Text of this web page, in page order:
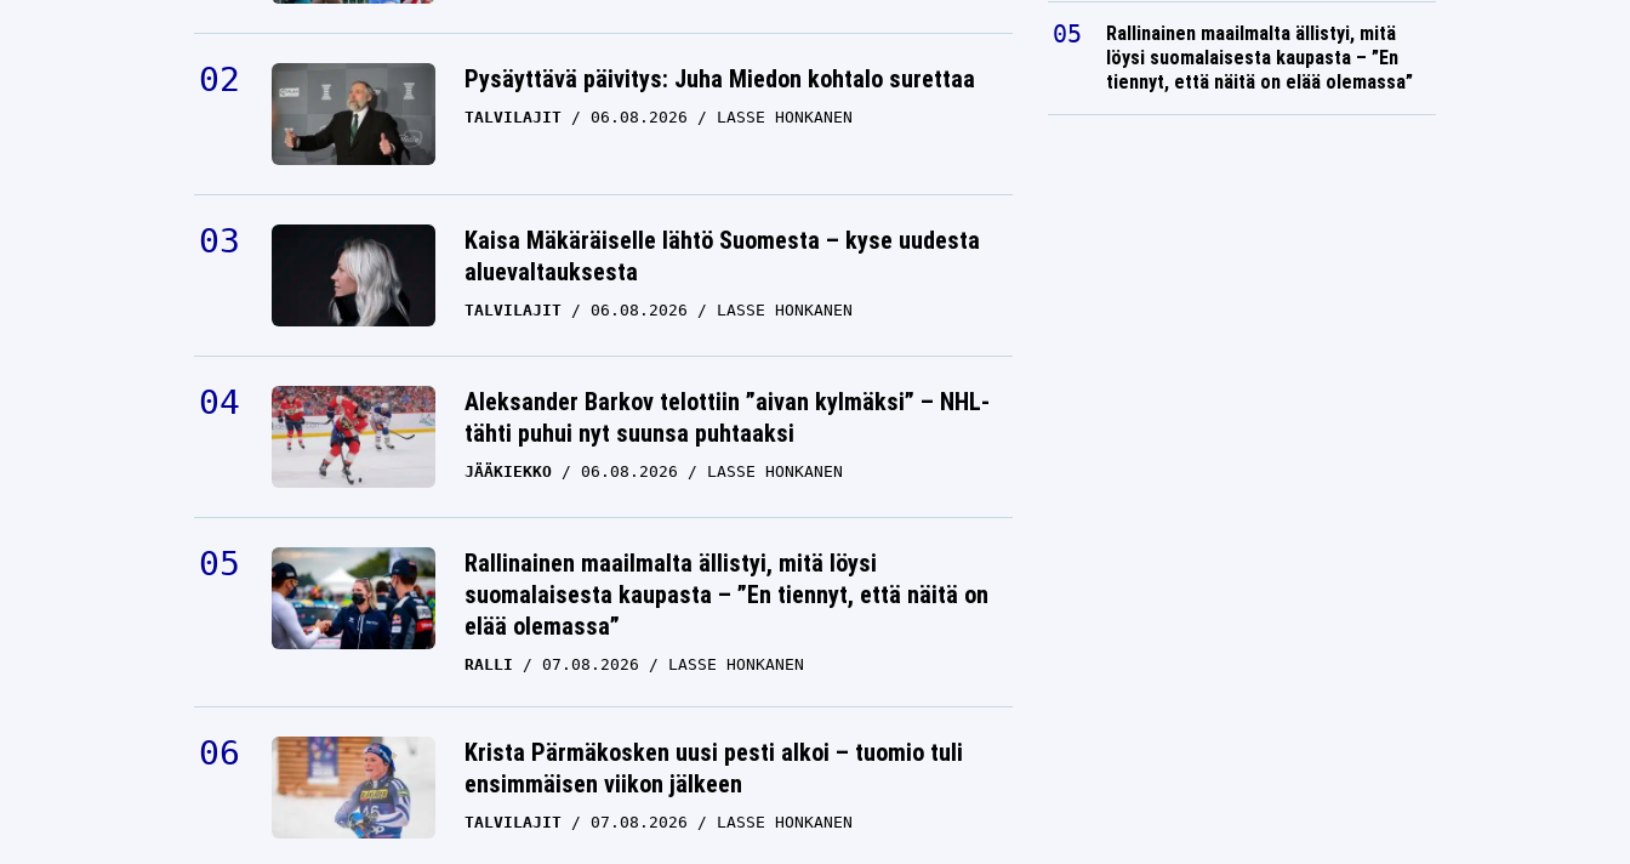
Pysäyttävä päivitys: Juha Miedon kohtalo surettaa
TALVILAJIT 06.08.2026 LASSE HONKANEN
Kaisa Mäkäräiselle lähtö Suomesta – kyse uudesta
aluevaltauksesta
TALVILAJIT 06.08.2026 LASSE HONKANEN
Aleksander Barkov telottiin ”aivan kylmäksi” – NHL-
tähti puhui nyt suunsa puhtaaksi
JÄÄKIEKKO 06.08.2026 LASSE HONKANEN
Rallinainen maailmalta ällistyi, mitä löysi
suomalaisesta kaupasta – ”En tiennyt, että näitä on
elää olemassa”
RALLI 07.08.2026 LASSE HONKANEN
Krista Pärmäkosken uusi pesti alkoi – tuomio tuli
ensimmäisen viikon jälkeen
TALVILAJIT 07.08.2026 LASSE HONKANEN
Rallinainen maailmalta ällistyi, mitä
löysi suomalaisesta kaupasta – ”En
tiennyt, että näitä on elää olemassa”